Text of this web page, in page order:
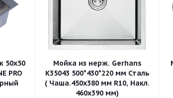
50х50
Мойка из нерж. Gerhans
K35043 500*430*220 мм Сталь
( Чаша.450х380 мм R10, Накл.
460х390 мм)